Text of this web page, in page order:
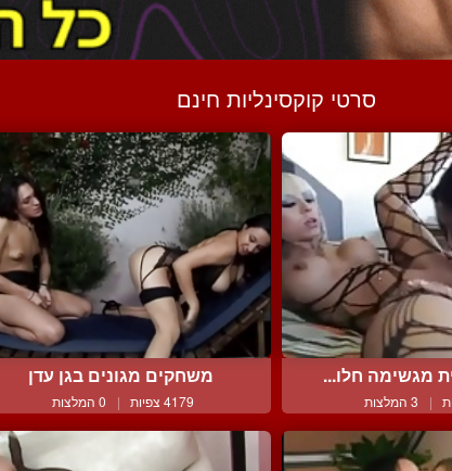
סרטי קוקסינליות חינם
מגשימה חלו...
| 3 המלצות
משחקים מגונים בגן עדן
4179 צפיות | 0 המלצות